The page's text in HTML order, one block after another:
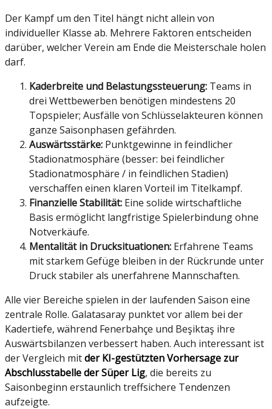
Der Kampf um den Titel hängt nicht allein von
individueller Klasse ab. Mehrere Faktoren entscheiden
darüber, welcher Verein am Ende die Meisterschale holen
darf.
Kaderbreite und Belastungssteuerung: Teams in
drei Wettbewerben benötigen mindestens 20
Topspieler; Ausfälle von Schlüsselakteuren können
ganze Saisonphasen gefährden.
Auswärtsstärke: Punktgewinne in feindlicher
Stadionatmosphäre (besser: bei feindlicher
Stadionatmosphäre / in feindlichen Stadien)
verschaffen einen klaren Vorteil im Titelkampf.
Finanzielle Stabilität: Eine solide wirtschaftliche
Basis ermöglicht langfristige Spielerbindung ohne
Notverkäufe.
Mentalität in Drucksituationen: Erfahrene Teams
mit starkem Gefüge bleiben in der Rückrunde unter
Druck stabiler als unerfahrene Mannschaften.
Alle vier Bereiche spielen in der laufenden Saison eine
zentrale Rolle. Galatasaray punktet vor allem bei der
Kadertiefe, während Fenerbahçe und Beşiktaş ihre
Auswärtsbilanzen verbessert haben. Auch interessant ist
der Vergleich mitder KI-gestützten Vorhersage zur
Abschlusstabelle der Süper Lig, die bereits zu
Saisonbeginn erstaunlich treffsichere Tendenzen
aufzeigte.